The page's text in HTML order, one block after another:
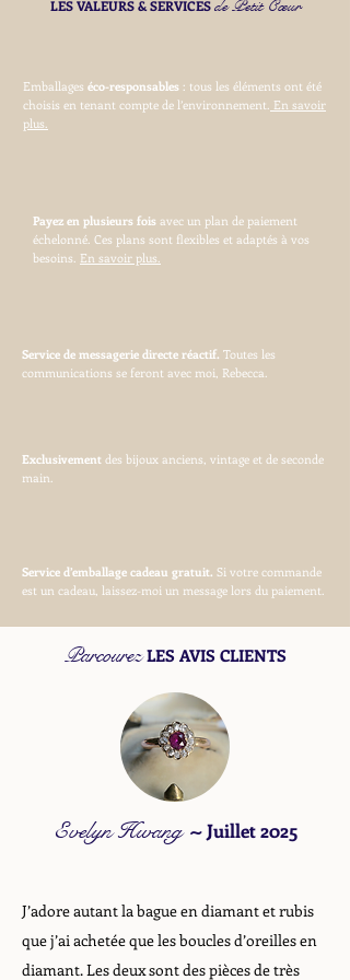
LES VALEURS & SERVICESde Petit Cœur
Emballages éco-responsables : tous les éléments ont été
choisis en tenant compte de l’environnement. En savoir
plus.
Payez en plusieurs fois avec un plan de paiement
échelonné. Ces plans sont flexibles et adaptés à vos
besoins. En savoir plus.
Service de messagerie directe réactif. Toutes les
communications se feront avec moi, Rebecca.
Exclusivement des bijoux anciens, vintage et de seconde
main.
Service d’emballage cadeau gratuit. Si votre commande
est un cadeau, laissez-moi un message lors du paiement.
Parcourez LES AVIS CLIENTS
Evelyn Hwang ~Juillet 2025
J’adore autant la bague en diamant et rubis
que j’ai achetée que les boucles d’oreilles en
diamant. Les deux sont des pièces de très